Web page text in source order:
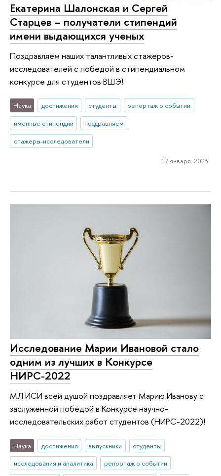
Екатерина Шалонская и Сергей
Старцев – получатели стипендий
имени выдающихся ученых
Поздравляем наших талантливых стажеров-
исследователей с победой в стипендиальном
конкурсе для студентов ВШЭ!
Наука достижения студенты
репортаж о событии
именные стипендии
поздравляем
стажеры-исследователи
17 января 2023
Исследование Марии Ивановой стало
одним из лучших в Конкурсе
НИРС-2022
МЛ ИСИ всей душой поздравляет Марию Иванову с
заслуженной победой в Конкурсе научно-
исследовательских работ студентов (НИРС-2022)!
Наука достижения выпускники
студенты
исследования и аналитика
репортаж о событии